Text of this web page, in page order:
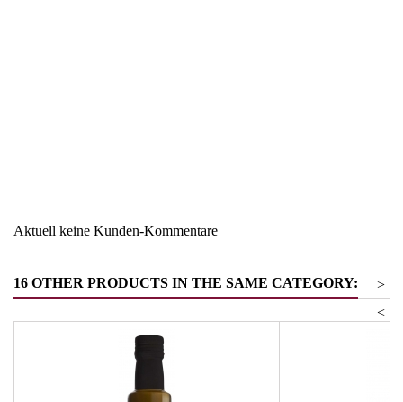
Aktuell keine Kunden-Kommentare
16 OTHER PRODUCTS IN THE SAME CATEGORY:
>
<